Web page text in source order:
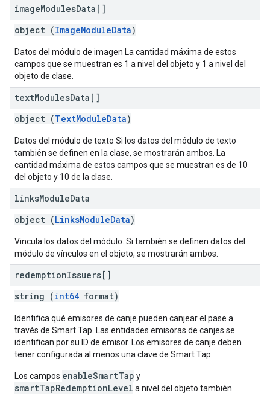
imageModulesData[]
object (ImageModuleData)
Datos del módulo de imagen La cantidad máxima de estos
campos que se muestran es 1 a nivel del objeto y 1 a nivel del
objeto de clase.
textModulesData[]
object (TextModuleData)
Datos del módulo de texto Si los datos del módulo de texto
también se definen en la clase, se mostrarán ambos. La
cantidad máxima de estos campos que se muestran es de 10
del objeto y 10 de la clase.
linksModuleData
object (LinksModuleData)
Vincula los datos del módulo. Si también se definen datos del
módulo de vínculos en el objeto, se mostrarán ambos.
redemptionIssuers[]
string (int64 format)
Identifica qué emisores de canje pueden canjear el pase a
través de Smart Tap. Las entidades emisoras de canjes se
identifican por su ID de emisor. Los emisores de canje deben
tener configurada al menos una clave de Smart Tap.
Los campos enableSmartTap y
smartTapRedemptionLevel a nivel del objeto también